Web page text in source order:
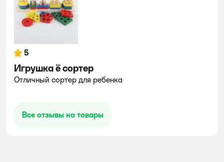
5
Игрушка ё сортер
Отличный сортер для ребенка
Все отзывы на товары